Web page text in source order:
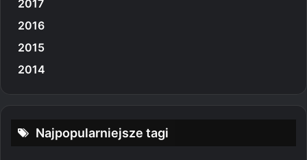
2017
2016
2015
2014
Najpopularniejsze tagi